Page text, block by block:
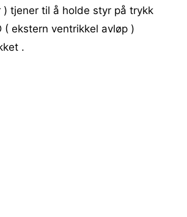
tjener til å holde styr på trykk
( ekstern ventrikkel avløp )
.